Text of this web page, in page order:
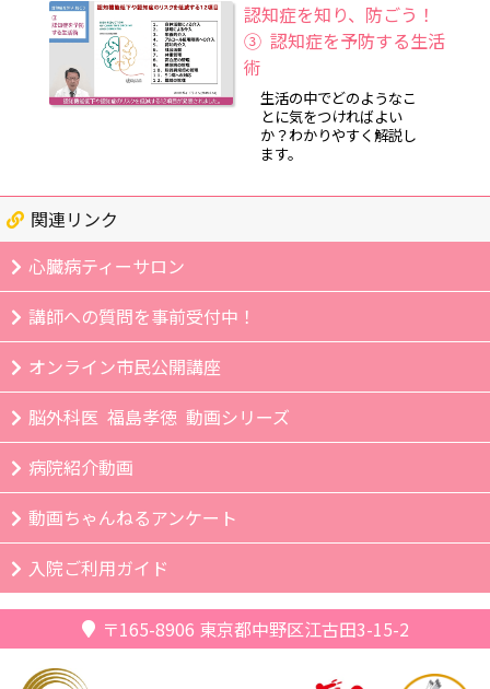
認知症を知り、防ごう！
③ 認知症を予防する生活
術
生活の中でどのようなこ
とに気をつければよい
か？わかりやすく解説し
ます。
関連リンク
心臓病ティーサロン
講師への質問を事前受付中！
オンライン市民公開講座
脳外科医 福島孝徳 動画シリーズ
病院紹介動画
動画ちゃんねるアンケート
入院ご利用ガイド
〒165-8906 東京都中野区江古田3-15-2